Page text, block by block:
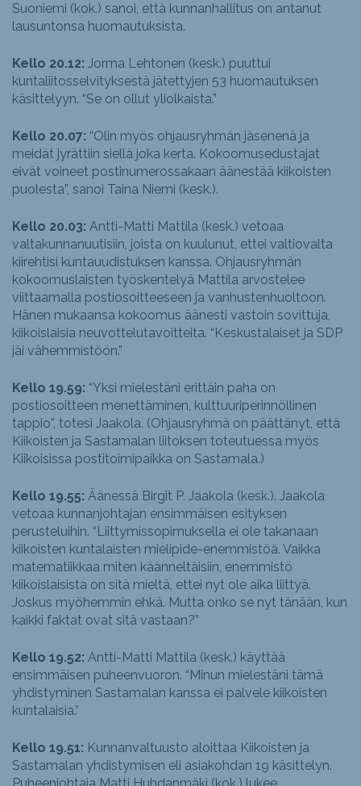
Suoniemi (kok.) sanoi, että kunnanhallitus on antanut
lausuntonsa huomautuksista.
Kello 20.12: Jorma Lehtonen (kesk.) puuttui
kuntaliitosselvityksestä jätettyjen 53 huomautuksen
käsittelyyn. “Se on ollut yliolkaista.”
Kello 20.07: “Olin myös ohjausryhmän jäsenenä ja
meidät jyrättiin siellä joka kerta. Kokoomusedustajat
eivät voineet postinumerossakaan äänestää kiikoisten
puolesta”, sanoi Taina Niemi (kesk.).
Kello 20.03: Antti-Matti Mattila (kesk.) vetoaa
valtakunnanuutisiin, joista on kuulunut, ettei valtiovalta
kiirehtisi kuntauudistuksen kanssa. Ohjausryhmän
kokoomuslaisten työskentelyä Mattila arvostelee
viittaamalla postiosoitteeseen ja vanhustenhuoltoon.
Hänen mukaansa kokoomus äänesti vastoin sovittuja,
kiikoislaisia neuvottelutavoitteita. “Keskustalaiset ja SDP
jäi vähemmistöön.”
Kello 19.59: “Yksi mielestäni erittäin paha on
postiosoitteen menettäminen, kulttuuriperinnöllinen
tappio”, totesi Jaakola. (Ohjausryhmä on päättänyt, että
Kiikoisten ja Sastamalan liitoksen toteutuessa myös
Kiikoisissa postitoimipaikka on Sastamala.)
Kello 19.55: Äänessä Birgit P. Jaakola (kesk.). Jaakola
vetoaa kunnanjohtajan ensimmäisen esityksen
perusteluihin. “Liittymissopimuksella ei ole takanaan
kiikoisten kuntalaisten mielipide-enemmistöä. Vaikka
matematiikkaa miten käänneltäisiin, enemmistö
kiikoislaisista on sitä mieltä, ettei nyt ole aika liittyä.
Joskus myöhemmin ehkä. Mutta onko se nyt tänään, kun
kaikki faktat ovat sitä vastaan?”
Kello 19.52: Antti-Matti Mattila (kesk.) käyttää
ensimmäisen puheenvuoron. “Minun mielestäni tämä
yhdistyminen Sastamalan kanssa ei palvele kiikoisten
kuntalaisia.”
Kello 19.51: Kunnanvaltuusto aloittaa Kiikoisten ja
Sastamalan yhdistymisen eli asiakohdan 19 käsittelyn.